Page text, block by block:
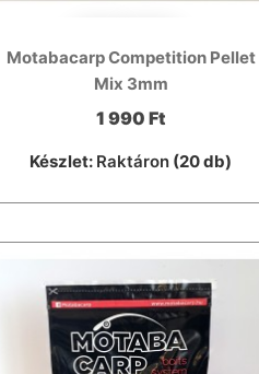
Motabacarp Competition Pellet
Mix 3mm
1 990 Ft
Készlet: Raktáron (20 db)